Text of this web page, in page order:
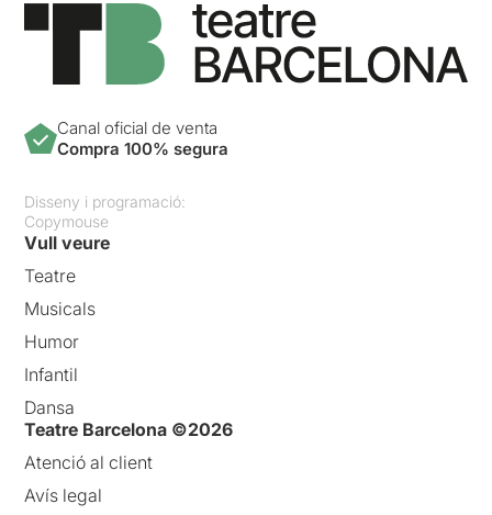
Canal oficial de venta
Compra 100% segura
Disseny i programació:
Copymouse
Vull veure
Teatre
Musicals
Humor
Infantil
Dansa
Teatre Barcelona ©2026
Atenció al client
Avís legal